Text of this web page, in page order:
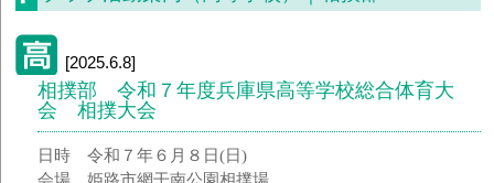
[2025.6.8]
相撲部 令和７年度兵庫県高等学校総合体育大
会 相撲大会
日時 令和７年６月８日(日)